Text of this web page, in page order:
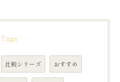
Tags
比較シリーズ おすすめ